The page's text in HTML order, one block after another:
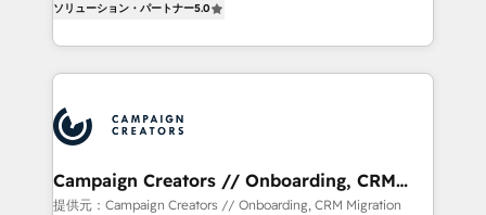
marketing strategy? We'll provide support tailored
to your needs and sales objectives. With 125+
Accreditations. Based in Canada (coast to coast), our
services are offered in both English & French.
ensure that you achieve maximum adoption and
ROI from your HubSpot investment. Use our
extensive HubSpot, sales, marketing, service and
HubSpot journey, design and implement your
processes and skilfully bring your revenue
infrastructure to life. Our collaborative approach
keeps you in control whilst we plan and support the
ソリューション・パートナー5.0
Campaign Creators // Onboarding, CRM
Migration
提供元：Campaign Creators // Onboarding, CRM Migration